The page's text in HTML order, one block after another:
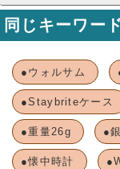
同じキーワー
●ウォルサム
●Staybriteケース
●重量26g ●
●懐中時計